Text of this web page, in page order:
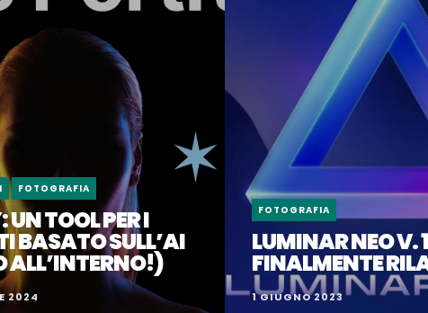
FOTOGRAFIA
UN TOOL PER I
BASATO SULL’AI
ALL’INTERNO!)
2024
FOTOGRAFIA
LUMINAR NEO V.
FINALMENTE
1 GIUGNO 2023